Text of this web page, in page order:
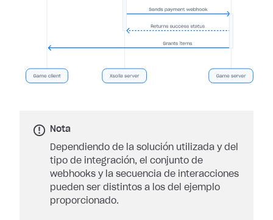
Nota
Dependiendo de la solución utilizada y del
tipo de integración, el conjunto de
webhooks y la secuencia de interacciones
pueden ser distintos a los del ejemplo
proporcionado.